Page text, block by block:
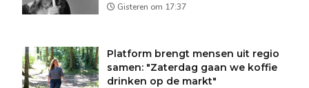
Gisteren om 17:37
Platform brengt mensen uit regio
samen: "Zaterdag gaan we koffie
drinken op de markt"